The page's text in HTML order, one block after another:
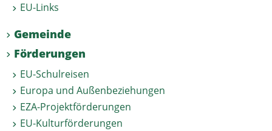
EU-Links
Gemeinde
Förderungen
EU-Schulreisen
Europa und Außenbeziehungen
EZA-Projektförderungen
EU-Kulturförderungen